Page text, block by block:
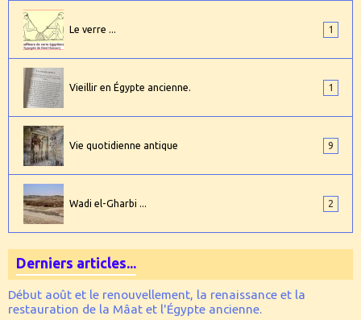
Le verre ... 1
Vieillir en Égypte ancienne. 1
Vie quotidienne antique 9
Wadi el-Gharbi ... 2
Derniers articles...
Début août et le renouvellement, la renaissance et la
restauration de la Mâat et l'Égypte ancienne.